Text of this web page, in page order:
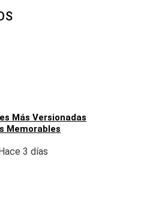
Más Versionadas
Memorables
3 días